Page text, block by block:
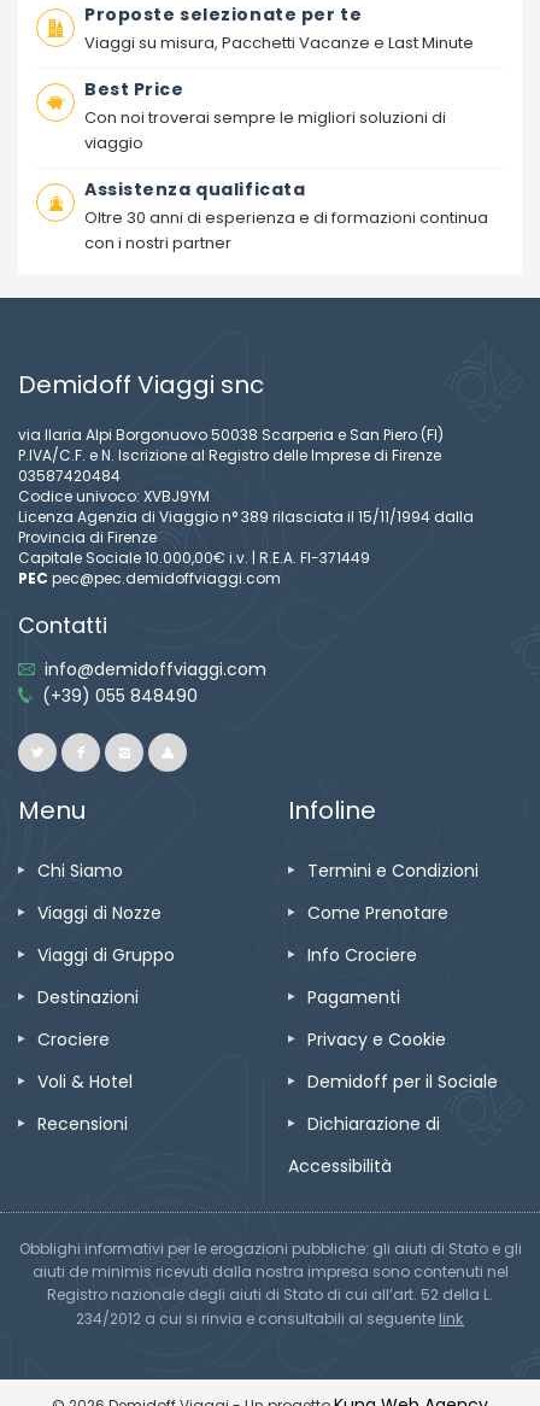
Proposte selezionate per te
Viaggi su misura, Pacchetti Vacanze e Last Minute
Best Price
Con noi troverai sempre le migliori soluzioni di
viaggio
Assistenza qualificata
Oltre 30 anni di esperienza e di formazioni continua
con i nostri partner
Demidoff Viaggi snc
via Ilaria Alpi Borgonuovo 50038 Scarperia e San Piero (FI)
P.IVA/C.F. e N. Iscrizione al Registro delle Imprese di Firenze
03587420484
Codice univoco: XVBJ9YM
Licenza Agenzia di Viaggio n° 389 rilasciata il 15/11/1994 dalla
Provincia di Firenze
Capitale Sociale 10.000,00€ i.v. | R.E.A. FI-371449
PEC pec@pec.demidoffviaggi.com
Contatti
info@demidoffviaggi.com
(+39) 055 848490
Menu
Chi Siamo
Viaggi di Nozze
Viaggi di Gruppo
Destinazioni
Crociere
Voli & Hotel
Recensioni
Infoline
Termini e Condizioni
Come Prenotare
Info Crociere
Pagamenti
Privacy e Cookie
Demidoff per il Sociale
Dichiarazione di
Accessibilità
Obblighi informativi per le erogazioni pubbliche: gli aiuti di Stato e gli
aiuti de minimis ricevuti dalla nostra impresa sono contenuti nel
Registro nazionale degli aiuti di Stato di cui all’art. 52 della L.
234/2012 a cui si rinvia e consultabili al seguente link